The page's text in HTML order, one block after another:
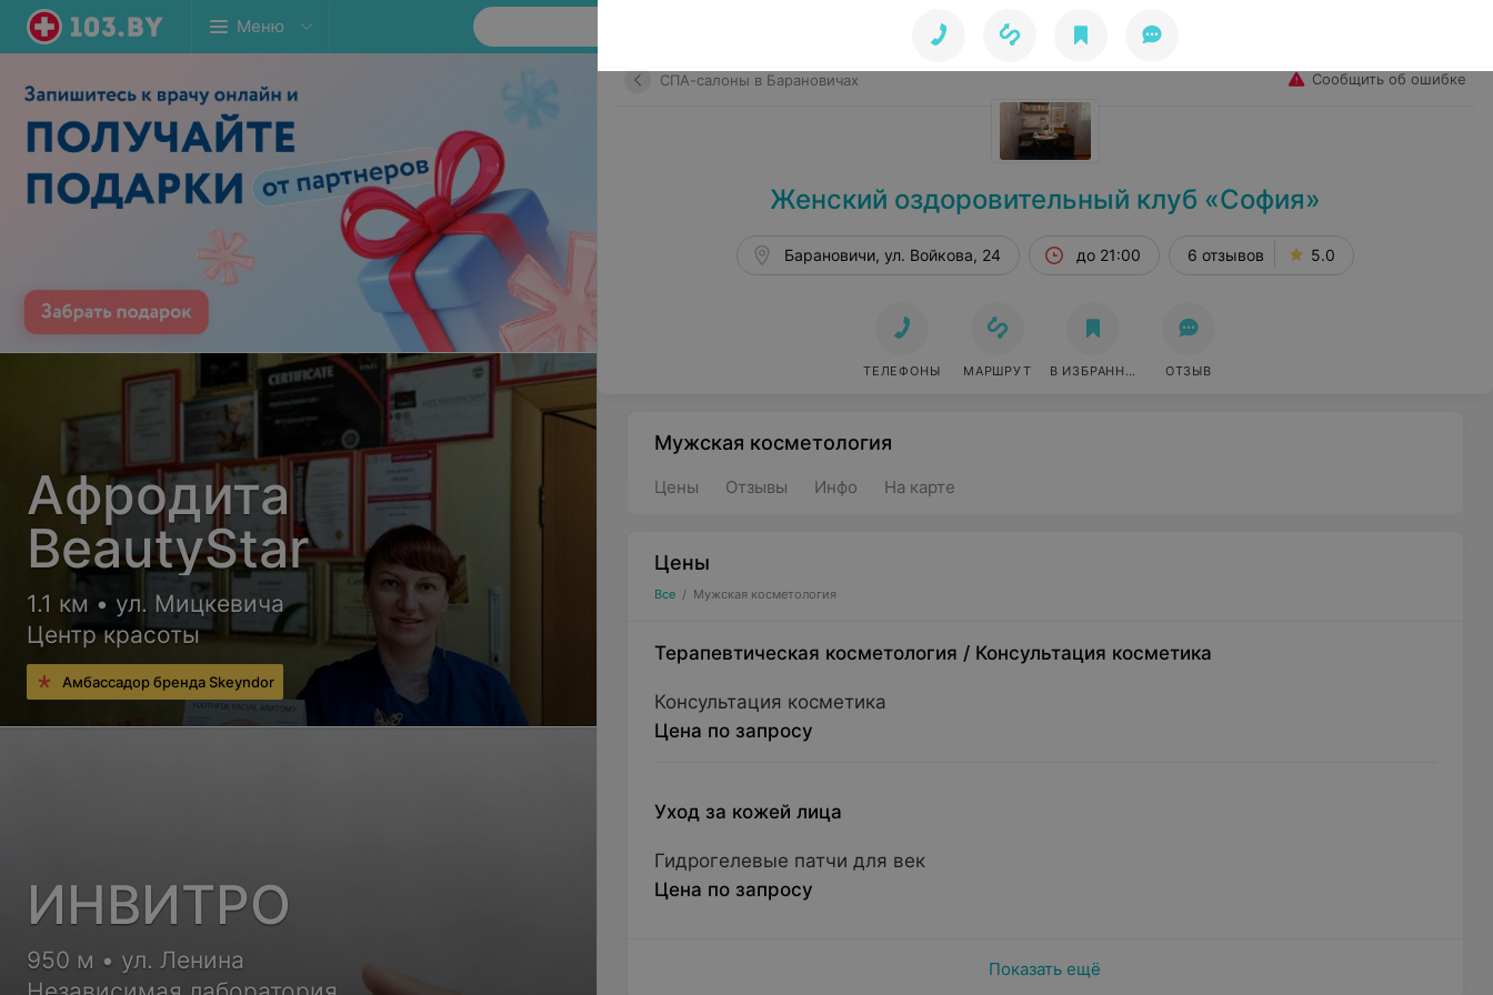
Меню
СПА-салоны в Барановичах Сообщить об ошибке
Женский оздоровительный клуб «София»
Барановичи, ул. Войкова, 24 до 21:00 6 отзывов 5.0
ТЕЛЕФОНЫ МАРШРУТ В ИЗБРАННОЕ ОТЗЫВ
Мужская косметология
Цены Отзывы Инфо На карте
Цены
Все / Мужская косметология
Терапевтическая косметология / Консультация косметика
Консультация косметика
Цена по запросу
Уход за кожей лица
Гидрогелевые патчи для век
Цена по запросу
Показать ещё
Афродита
BeautyStar
1.1 км • ул. Мицкевича
Центр красоты
Амбассадор бренда Skeyndor
ИНВИТРО
950 м • ул. Ленина